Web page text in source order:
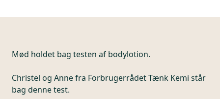
Mød holdet bag testen af bodylotion.
Christel og Anne fra Forbrugerrådet Tænk Kemi står
bag denne test.